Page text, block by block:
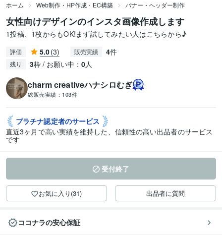
ホーム Web制作・HP作成・EC構築 バナー・ヘッダー制作
女性向けデザインのインスタ画像作成します
1投稿、1枚からもOK!まず試してみたい人はこちらから♪
評価 5.0(3) 販売実績 4件
残り 3枠 / お願い中： 0人
charm creativeハナシロむぎ
総販売実績： 103件
プラチナ認定者のサービス
直近3ヶ月で高い実績を維持した、信頼性の高い出品者のサービス
です
受付終了
お気に入り(31) 出品者に質問
ココナラの安心保証